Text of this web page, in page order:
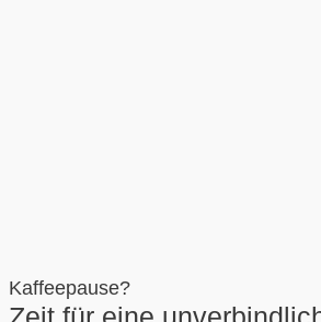
Kaffeepause?